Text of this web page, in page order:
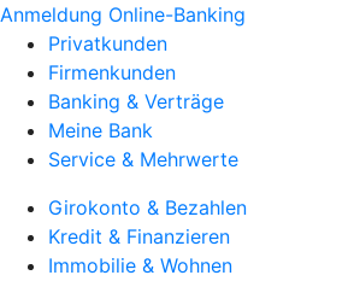
Anmeldung Online-Banking
Privatkunden
Firmenkunden
Banking & Verträge
Meine Bank
Service & Mehrwerte
Girokonto & Bezahlen
Kredit & Finanzieren
Immobilie & Wohnen